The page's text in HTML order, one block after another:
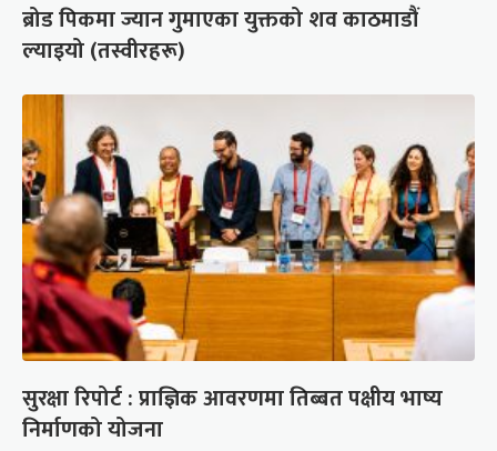
ब्रोड पिकमा ज्यान गुमाएका युक्तको शव काठमाडौं
ल्याइयो (तस्वीरहरू)
सुरक्षा रिपोर्ट : प्राज्ञिक आवरणमा तिब्बत पक्षीय भाष्य
निर्माणको योजना